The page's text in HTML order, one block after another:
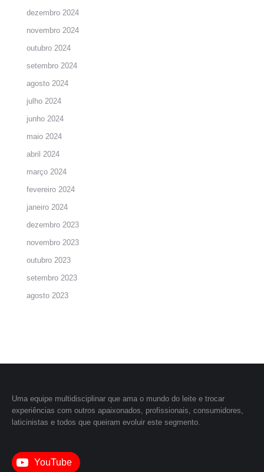
dezembro 2024
novembro 2024
outubro 2024
setembro 2024
agosto 2024
julho 2024
junho 2024
maio 2024
abril 2024
março 2024
fevereiro 2024
janeiro 2024
dezembro 2023
novembro 2023
outubro 2023
setembro 2023
agosto 2023
Uma equipe multidisciplinar que ama o mundo do leite e trocar
experiências com outros apaixonados, profissionais, consumidores,
laticinistas e todos que queiram evoluir este segmento.
YouTube